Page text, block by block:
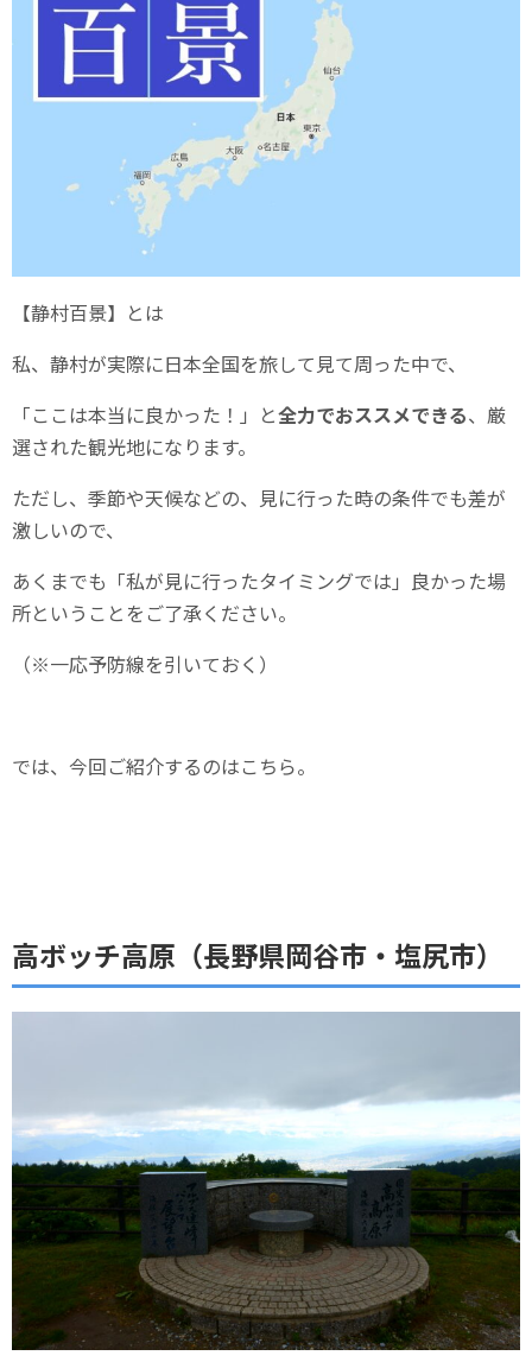
【静村百景】とは
私、静村が実際に日本全国を旅して見て周った中で、
「ここは本当に良かった！」と全力でおススメできる、厳
選された観光地になります。
ただし、季節や天候などの、見に行った時の条件でも差が
激しいので、
あくまでも「私が見に行ったタイミングでは」良かった場
所ということをご了承ください。
（※一応予防線を引いておく）
では、今回ご紹介するのはこちら。
高ボッチ高原（長野県岡谷市・塩尻市）